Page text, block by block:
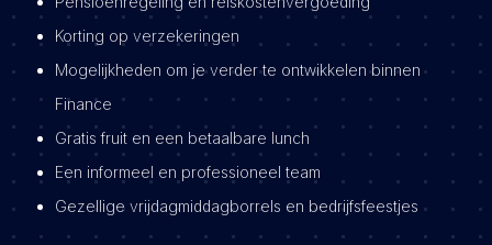
Korting op verzekeringen
Mogelijkheden om je verder te ontwikkelen binnen
Finance
Gratis fruit en een betaalbare lunch
Een informeel en professioneel team
Gezellige vrijdagmiddagborrels en bedrijfsfeestjes